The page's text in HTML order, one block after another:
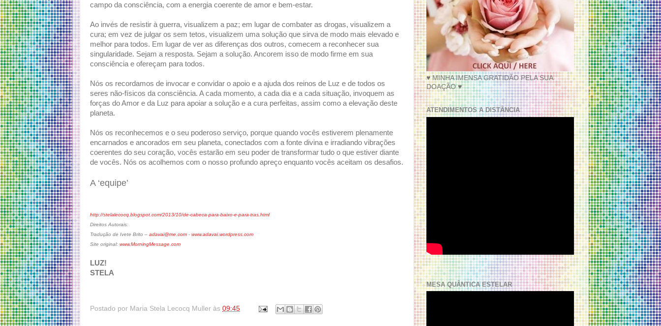
campo da consciência, com a energia coerente de amor e bem-estar.
Ao invés de resistir à guerra, visualizem a paz; em lugar de combater as drogas, visualizem a
cura; em vez de julgar os sem tetos, visualizem uma solução que sirva de modo mais elevado e
melhor para todos. Em lugar de ver as diferenças dos outros, comecem a reconhecer sua
singularidade. Sejam a resposta. Sejam a solução. Ancorem isso de modo firme em sua
consciência e ofereçam para todos.
Nós os recordamos de invocar e convidar o apoio e a ajuda dos reinos de Luz e de todos os
seres não-físicos da consciência. A cada momento, a cada dia e a cada situação, invoquem as
forças do Amor e da Luz para apoiar a solução e a cura perfeitas, assim como a elevação deste
planeta.
Nós os reconhecemos e o seu poderoso serviço, porque quando vocês estiverem plenamente
encarnados e ancorados em seu planeta, conectados com a fonte divina e irradiando vibrações
coerentes do seu coração, vocês estarão em seu poder de transformar tudo o que estiver diante
de vocês. Nós os acolhemos com o nosso profundo apreço enquanto vocês aceitam os desafios.
A ‘equipe’
http://stelalecocq.blogspot.com/2013/10/de-cabeca-para-baixo-e-para-tras.html
Direitos Autorais:
Tradução de Ivete Brito – adavai@me.com - www.adavai.wordpress.com
Site original: www.MorningMessage.com
LUZ!
STELA
Postado por Maria Stela Lecocq Muller às 09:45
♥ MINHA IMENSA GRATIDÃO PELA SUA
DOAÇÃO ♥
ATENDIMENTOS A DISTÂNCIA
MESA QUÂNTICA ESTELAR